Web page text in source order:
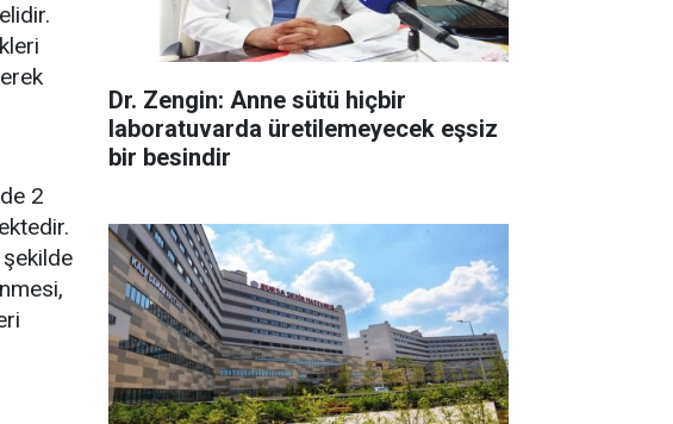
2
Dr. Zengin: Anne sütü hiçbir
laboratuvarda üretilemeyecek eşsiz
bir besindir